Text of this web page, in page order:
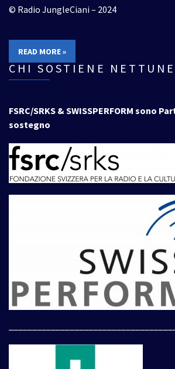
© Radio JungleCiani – 2024
READ MORE »
CHI SOSTIENE
FSRC/SRKS & SWISSPERFORM sono
sostegno